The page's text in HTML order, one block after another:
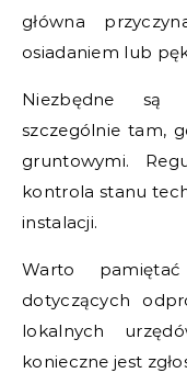
główna
osiadaniem lub
Niezbędne są
szczególnie tam,
gruntowymi.
kontrola stanu
instalacji.
Warto
dotyczących
lokalnych
konieczne jest